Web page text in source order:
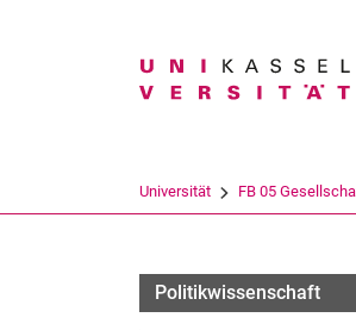
Universität FB 05
Politikwissenschaft